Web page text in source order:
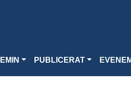
PUBLICERAT